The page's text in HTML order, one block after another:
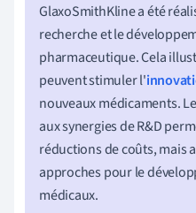
GlaxoSmithKline a été
recherche et le
pharmaceutique. Cela
peuvent stimuler l'
nouveaux médicaments.
aux synergies de R&D
réductions de coûts, mais
approches pour le
médicaux.